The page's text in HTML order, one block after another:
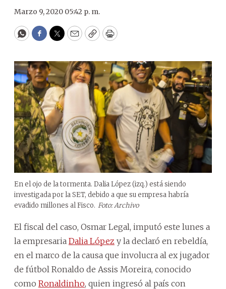
Marzo 9, 2020 05:42 p. m.
WhatsApp
Facebook
Twitter
EmailCopyPrint
En el ojo de la tormenta. Dalia López (izq.) está siendo
investigada por la SET, debido a que su empresa habría
evadido millones al Fisco. Foto: Archivo
El fiscal del caso, Osmar Legal, imputó este lunes a
la empresaria Dalia López y la declaró en rebeldía,
en el marco de la causa que involucra al ex jugador
de fútbol Ronaldo de Assis Moreira, conocido
como Ronaldinho, quien ingresó al país con